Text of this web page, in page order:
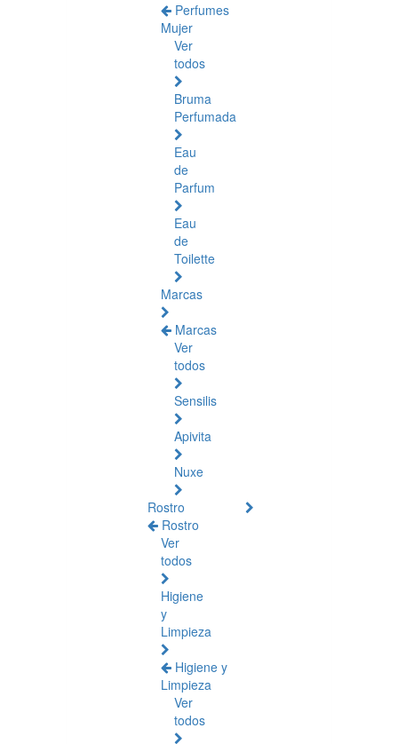
Perfumes
Mujer
Ver
todos
Bruma
Perfumada
Eau
de
Parfum
Eau
de
Toilette
Marcas
Marcas
Ver
todos
Sensilis
Apivita
Nuxe
Rostro
Rostro
Ver
todos
Higiene
y
Limpieza
Higiene y
Limpieza
Ver
todos